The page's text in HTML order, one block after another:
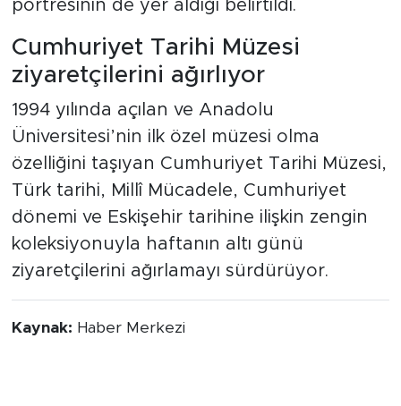
portresinin de yer aldığı belirtildi.
Cumhuriyet Tarihi Müzesi
ziyaretçilerini ağırlıyor
1994 yılında açılan ve Anadolu
Üniversitesi’nin ilk özel müzesi olma
özelliğini taşıyan Cumhuriyet Tarihi Müzesi,
Türk tarihi, Millî Mücadele, Cumhuriyet
dönemi ve Eskişehir tarihine ilişkin zengin
koleksiyonuyla haftanın altı günü
ziyaretçilerini ağırlamayı sürdürüyor.
Kaynak: Haber Merkezi